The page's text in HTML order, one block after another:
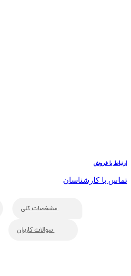
ارتباط با فروش
تماس با کارشناسان
مشخصات کلی
سوالات کاربران